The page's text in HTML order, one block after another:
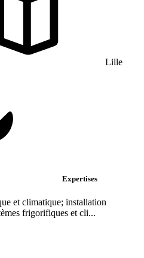
Lille
Expertises
et climatique; installation
frigorifiques et cli...